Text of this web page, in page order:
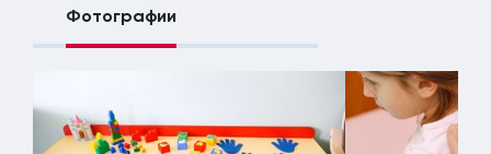
Фотографии